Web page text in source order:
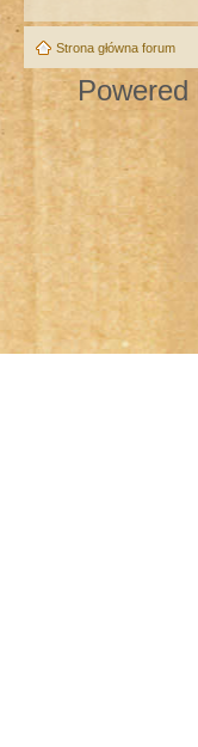
Strona główna forum
Powered